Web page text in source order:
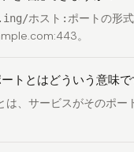
ホスト:ポートの形
。
ートとはどういう意味で
は、サービスがそのポー